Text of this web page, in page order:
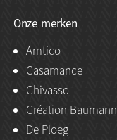
Onze merken
Amtico
Casamance
Chivasso
Création Baumann
De Ploeg